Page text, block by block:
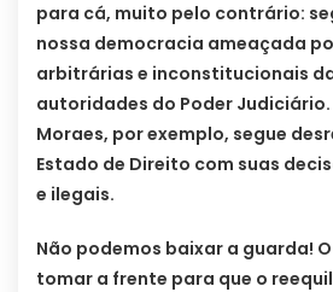
para cá, muito pelo contrário:
nossa democracia ameaçada
arbitrárias e inconstitucionais
autoridades do Poder Judiciário.
Moraes, por exemplo, segue
Estado de Direito com suas
e ilegais.
Não podemos baixar a guarda!
tomar a frente para que o